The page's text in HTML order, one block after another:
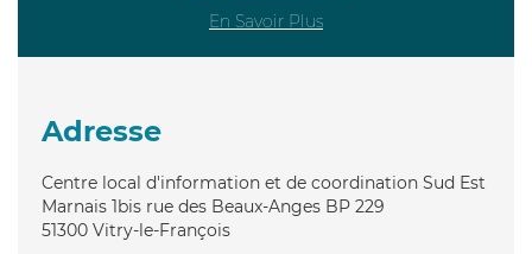
En Savoir Plus
Adresse
Centre local d'information et de coordination Sud Est
Marnais 1bis rue des Beaux-Anges BP 229
51300 Vitry-le-François